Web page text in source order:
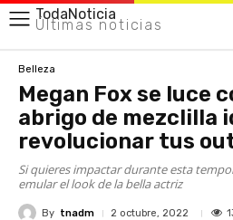
TodaNoticia
Últimas noticias
Belleza
Megan Fox se luce
abrigo de mezclilla
revolucionar tus
Si quieres impactar durante esta
emular el look de la bella actriz
By tnadm 2 octubre, 2022